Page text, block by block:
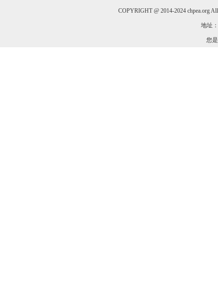
COPYRIGHT @ 2014-2024 chpea.org
地址
您